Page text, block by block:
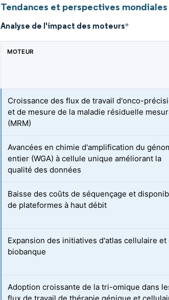
Tendances et perspectives
Analyse de l'impact des moteurs*
MOTEUR
Croissance des flux de travail d'onco-
et de mesure de la maladie résiduelle
(MRM)
Avancées en chimie d'amplification du
entier (WGA) à cellule unique améliorant la
qualité des données
Baisse des coûts de séquençage et
de plateformes à haut débit
Expansion des initiatives d'atlas cellulaire et
biobanque
Adoption croissante de la tri-omique dans